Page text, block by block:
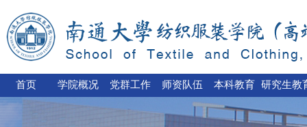
首页 学院概况 党群工作 师资队伍 本科教育 研究生教